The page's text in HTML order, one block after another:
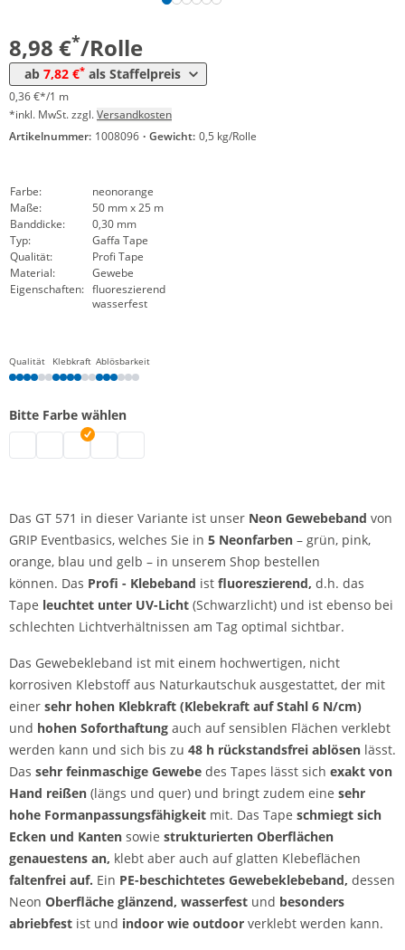
8,98 €*/Rolle
ab 7,82 €* als Staffelpreis
0,36 €*/1 m
*inkl. MwSt. zzgl.Versandkosten
Artikelnummer: 1008096 · Gewicht: 0,5 kg/Rolle
Farbe:
neonorange
Maße:
50 mm x 25 m
Banddicke:
0,30 mm
Typ:
Gaffa Tape
Qualität:
Profi Tape
Material:
Gewebe
Eigenschaften: fluoreszierend
wasserfest
Qualität Klebkraft Ablösbarkeit
Bitte Farbe wählen
Gewebeklebeband neon | neongrün
Neonklebeband | neongelb
Gewebeklebeband neon | neonorange
Fluoreszierendes Klebeband | neonpink
Das GT 571 in dieser Variante ist unser Neon Gewebeband von
GRIP Eventbasics, welches Sie in 5 Neonfarben – grün, pink,
orange, blau und gelb – in unserem Shop bestellen
können. Das Profi - Klebeband ist fluoreszierend, d.h. das
Tape leuchtet unter UV-Licht (Schwarzlicht) und ist ebenso bei
schlechten Lichtverhältnissen am Tag optimal sichtbar.
Das Gewebekleband ist mit einem hochwertigen, nicht
korrosiven Klebstoff aus Naturkautschuk ausgestattet, der mit
einer sehr hohen Klebkraft (Klebekraft auf Stahl 6 N/cm)
und hohen Soforthaftung auch auf sensiblen Flächen verklebt
werden kann und sich bis zu 48 h rückstandsfrei ablösen lässt.
Das sehr feinmaschige Gewebe des Tapes lässt sich exakt von
Hand reißen (längs und quer) und bringt zudem eine sehr
hohe Formanpassungsfähigkeit mit. Das Tape schmiegt sich
Ecken und Kanten sowie strukturierten Oberflächen
genauestens an, klebt aber auch auf glatten Klebeflächen
faltenfrei auf. Ein PE-beschichtetes Gewebeklebeband, dessen
Neon Oberfläche glänzend, wasserfest und besonders
abriebfest ist und indoor wie outdoor verklebt werden kann.